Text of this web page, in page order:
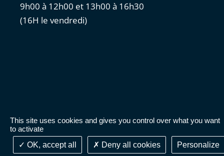
This site uses cookies and gives you control over what you want
to activate
OK, accept all
Deny all cookies Personalize
9h00 à 12h00 et 13h00 à 16h30
(16H le vendredi)
Accessibilité : partiellement conforme
légales|Cookies Données personnelles